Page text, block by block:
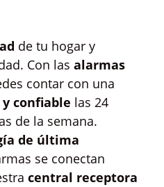
de tu hogar y
Con las alarmas
contar con una
confiable las 24
de la semana.
de última
se conectan
central receptora